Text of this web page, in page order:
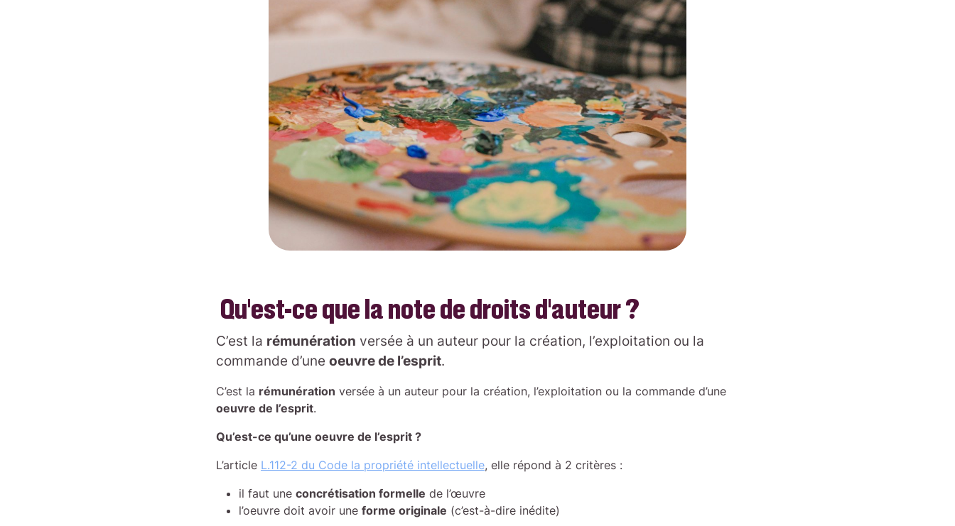
Qu’est-ce que la note de droits d’auteur ?
C’est la rémunération versée à un auteur pour la création, l’exploitation ou la
commande d’une oeuvre de l’esprit.
C’est la rémunération versée à un auteur pour la création, l’exploitation ou la commande d’une
oeuvre de l’esprit.
Qu’est-ce qu’une oeuvre de l’esprit ?
L’article L.112-2 du Code la propriété intellectuelle, elle répond à 2 critères :
il faut une concrétisation formelle de l’œuvre
l’oeuvre doit avoir une forme originale (c’est-à-dire inédite)